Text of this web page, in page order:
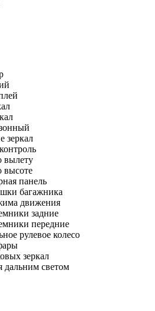
зеркал
вылету
высоте
панель
багажника
движения
задние
передние
рулевое колесо
зеркал
дальним светом